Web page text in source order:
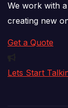
We work with
creating new
Get a Quote
Lets Start